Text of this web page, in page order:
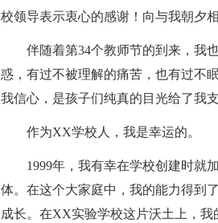
校领导表示衷心的感谢！向与我朝夕
伴随着第34个教师节的到来，我
惑，有过不被理解的痛苦，也有过不
我信心，是孩子们纯真的目光给了我
作为XX学校人，我是幸运的。
1999年，我有幸在学校创建时就
体。在这个大家庭中，我的能力得到
成长。在XX实验学校这片沃土上，我